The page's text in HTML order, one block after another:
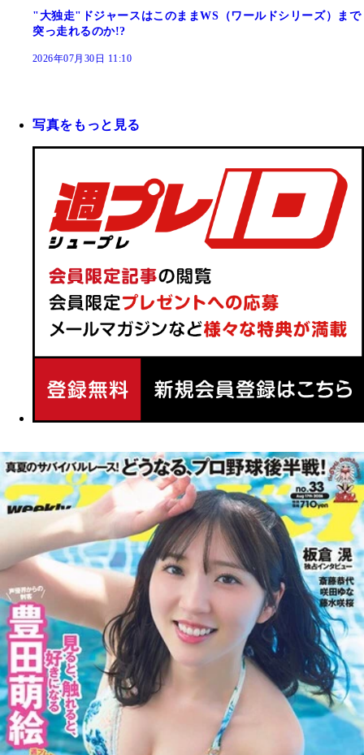
"大独走"ドジャースはこのままWS（ワールドシリーズ）まで
突っ走れるのか!?
2026年07月30日 11:10
写真をもっと見る